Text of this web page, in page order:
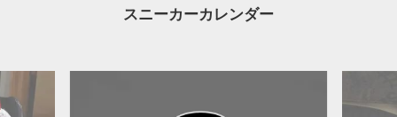
スニーカーカレンダー